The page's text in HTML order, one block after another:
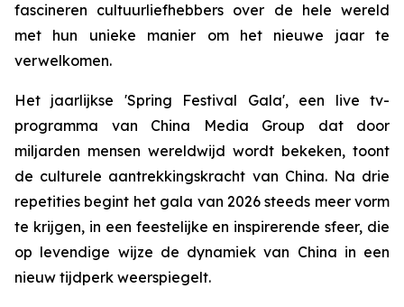
fascineren cultuurliefhebbers over de hele wereld
met hun unieke manier om het nieuwe jaar te
verwelkomen.
Het jaarlijkse 'Spring Festival Gala', een live tv-
programma van China Media Group dat door
miljarden mensen wereldwijd wordt bekeken, toont
de culturele aantrekkingskracht van China. Na drie
repetities begint het gala van 2026 steeds meer vorm
te krijgen, in een feestelijke en inspirerende sfeer, die
op levendige wijze de dynamiek van China in een
nieuw tijdperk weerspiegelt.